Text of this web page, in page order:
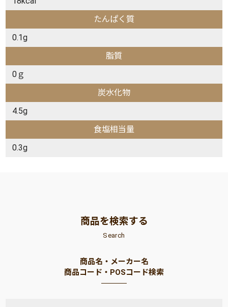
たんぱく質
0.1g
脂質
0ｇ
炭水化物
4.5g
食塩相当量
0.3g
商品を検索する
Search
商品名・メーカー名
商品コード・POSコード検索